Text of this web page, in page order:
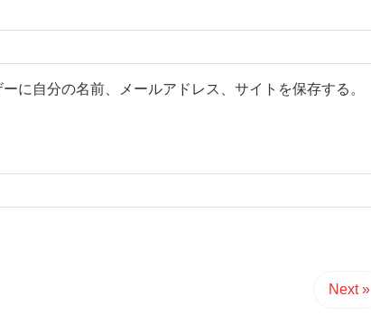
に自分の名前、メールアドレス、サイトを保存する。
Next »